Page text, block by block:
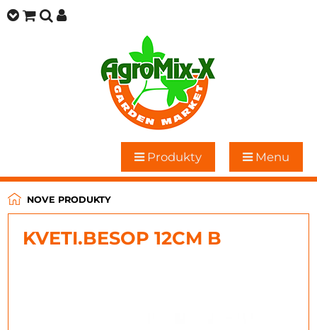
Produkty Menu
NOVE PRODUKTY
KVETI.BESOP 12CM B